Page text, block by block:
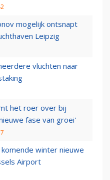
mogelijk ontsnapt
Leipzig
vluchten naar
het roer over bij
fase van groei'
winter nieuwe
Airport